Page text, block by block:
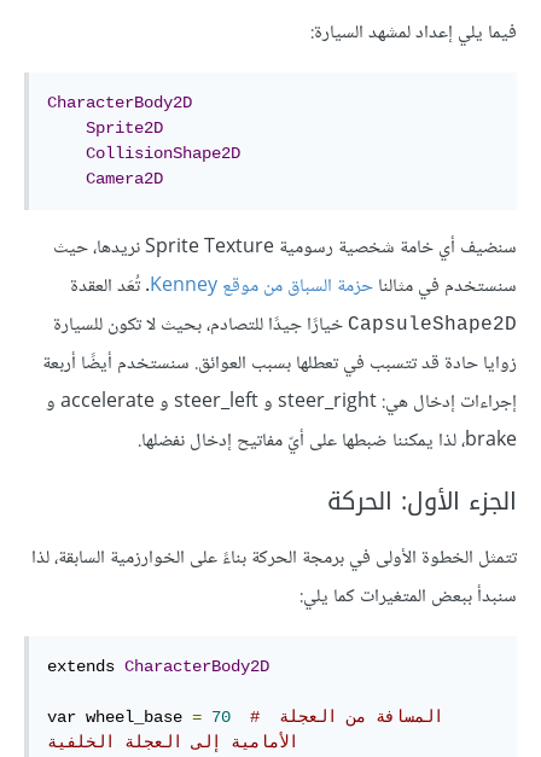
فيما يلي إعداد لمشهد السيارة:
CharacterBody2D
Sprite2D
CollisionShape2D
Camera2D
سنضيف أي خامة شخصية رسومية Sprite Texture نريدها، حيث
سنستخدم في مثالناحزمة السباق من موقع Kenney . تُعَد العقدة
CapsuleShape2D خيارًا جيدًا للتصادم، بحيث لا تكون للسيارة
زوايا حادة قد تتسبب في تعطلها بسبب العوائق. سنستخدم أيضًا أربعة
إجراءات إدخال هي: steer_right و steer_left و accelerate و
brake، لذا يمكننا ضبطها على أيّ مفاتيح إدخال نفضلها.
الجزء الأول: الحركة
تتمثل الخطوة الأولى في برمجة الحركة بناءً على الخوارزمية السابقة، لذا
سنبدأ ببعض المتغيرات كما يلي:
extends CharacterBody2D
var wheel_base = 70
# المسافة من العجلة
الأمامية إلى العجلة الخلفية